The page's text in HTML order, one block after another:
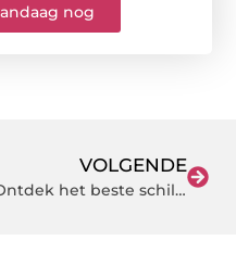
nog
VOLGENDE
Ontdek het beste schildersbedrijf in oldenzaal voor jouw thuisproject